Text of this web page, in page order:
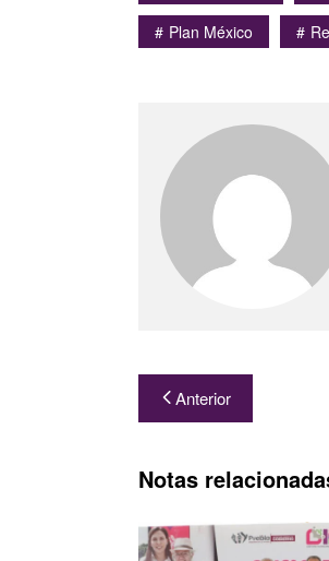
Plan México
Navegación
de
entradas
Anterior
Notas